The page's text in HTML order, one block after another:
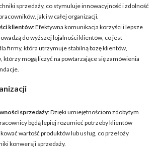
sprzedaży, co stymuluje innowacyjność i zdolność
jak i w całej organizacji.
klientów: Efektywna komunikacja korzyści i lepsze
do wyższej lojalności klientów, co jest
firmy, która utrzymuje stabilną bazę klientów,
którzy mogą liczyć na powtarzające się zamówienia
sprzedaży: Dzięki umiejętnościom zdobytym
będą lepiej rozumieć potrzeby klientów
wartość produktów lub usług, co przełoży
konwersji sprzedaży.